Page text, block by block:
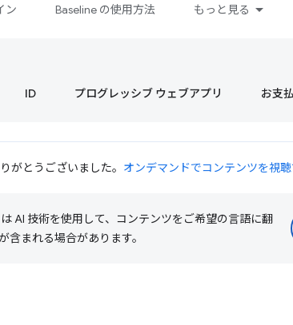
ン Baseline の使用方法 もっと見る
ID プログレッシブ ウェブアプリ お支
がとうございました。 オンデマンドでコンテンツを視
AI 技術を使用して、コンテンツをご希望の言語に翻
含まれる場合があります。